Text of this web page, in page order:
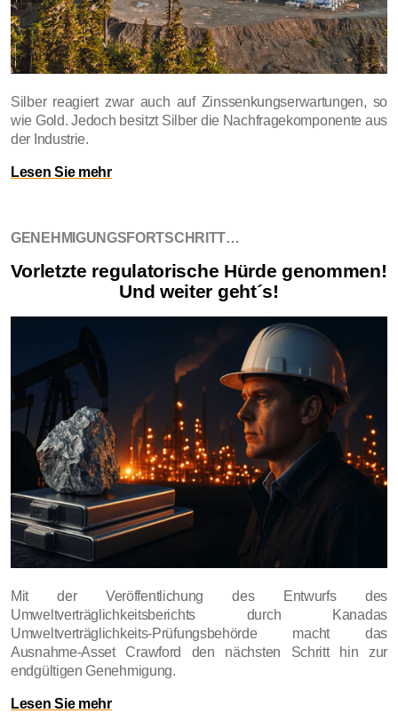
Silber reagiert zwar auch auf Zinssenkungserwartungen, so
wie Gold. Jedoch besitzt Silber die Nachfragekomponente aus
der Industrie.
Lesen Sie mehr
GENEHMIGUNGSFORTSCHRITT…
Vorletzte regulatorische Hürde genommen!
Und weiter geht´s!
Mit der Veröffentlichung des Entwurfs des
Umweltverträglichkeitsberichts durch Kanadas
Umweltverträglichkeits-Prüfungsbehörde macht das
Ausnahme-Asset Crawford den nächsten Schritt hin zur
endgültigen Genehmigung.
Lesen Sie mehr